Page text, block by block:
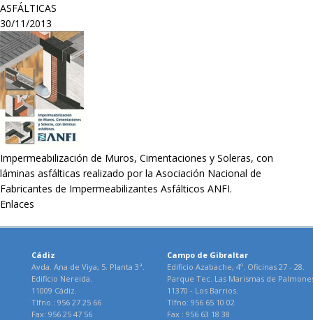
ASFÁLTICAS
30/11/2013
Impermeabilización de Muros, Cimentaciones y Soleras, con
láminas asfálticas realizado por la Asociación Nacional de
Fabricantes de Impermeabilizantes Asfálticos ANFI.
Enlaces
Cádiz
Avda. Ana de Viya, 5. Planta 3ª.
Edificio Nereida.
11009 Cádiz.
Tlfno.: 956 27 25 66
Fax: 956 25 47 56
Campo de Gibraltar
Edificio Azabache, 4º. Oficinas 27 - 28.
Parque Tec. Las Marismas de
11370 - Los Barrios.
Tlfno: 956 65 10 02
Fax : 956 63 18 38